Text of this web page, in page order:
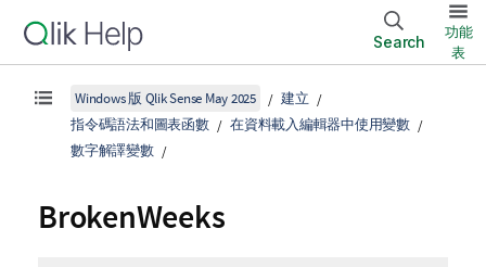
Search
功能
表
Windows 版 Qlik Sense May 2025
建立
指令碼語法和圖表函數
在資料載入編輯器中使用變數
數字解譯變數
BrokenWeeks